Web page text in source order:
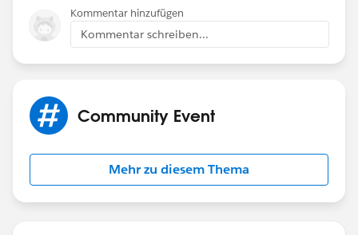
Kommentar hinzufügen
Kommentar schreiben...
Community Event
Mehr zu diesem Thema